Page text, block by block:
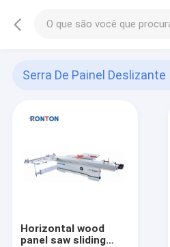
Serra De Painel Deslizante
Horizontal wood
panel saw sliding